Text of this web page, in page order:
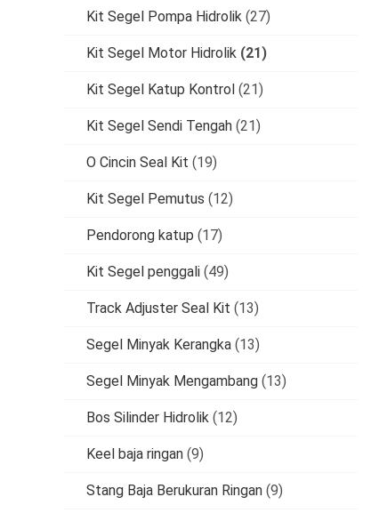
Kit Segel Pompa Hidrolik (27)
Kit Segel Motor Hidrolik (21)
Kit Segel Katup Kontrol (21)
Kit Segel Sendi Tengah (21)
O Cincin Seal Kit (19)
Kit Segel Pemutus (12)
Pendorong katup (17)
Kit Segel penggali (49)
Track Adjuster Seal Kit (13)
Segel Minyak Kerangka (13)
Segel Minyak Mengambang (13)
Bos Silinder Hidrolik (12)
Keel baja ringan (9)
Stang Baja Berukuran Ringan (9)